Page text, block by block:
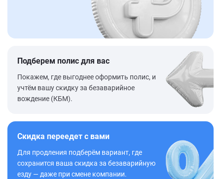
Подберем полис для вас
Покажем, где выгоднее оформить полис, и
учтём вашу скидку за безаварийное
вождение (КБМ).
Скидка переедет с вами
Для продления подберём вариант, где
сохранится ваша скидка за безаварийную
езду — даже при смене компании.